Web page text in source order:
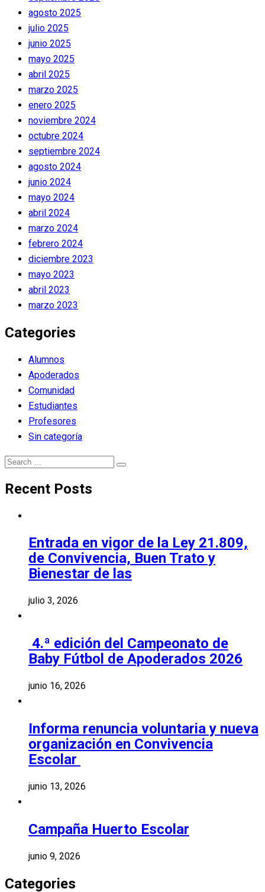
agosto 2025
julio 2025
junio 2025
mayo 2025
abril 2025
marzo 2025
enero 2025
noviembre 2024
octubre 2024
septiembre 2024
agosto 2024
junio 2024
mayo 2024
abril 2024
marzo 2024
febrero 2024
diciembre 2023
mayo 2023
abril 2023
marzo 2023
Categories
Alumnos
Apoderados
Comunidad
Estudiantes
Profesores
Sin categoría
Search
Search
Recent Posts
Entrada en vigor de la Ley 21.809,
de Convivencia, Buen Trato y
Bienestar de las
julio 3, 2026
4.ª edición del Campeonato de
Baby Fútbol de Apoderados 2026
junio 16, 2026
Informa renuncia voluntaria y nueva
organización en Convivencia
Escolar
junio 13, 2026
Campaña Huerto Escolar
junio 9, 2026
Categories